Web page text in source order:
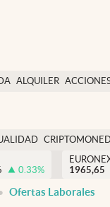
ALQUILER
USA
Colombia
0.33%
1965,65
Ofertas Laborales